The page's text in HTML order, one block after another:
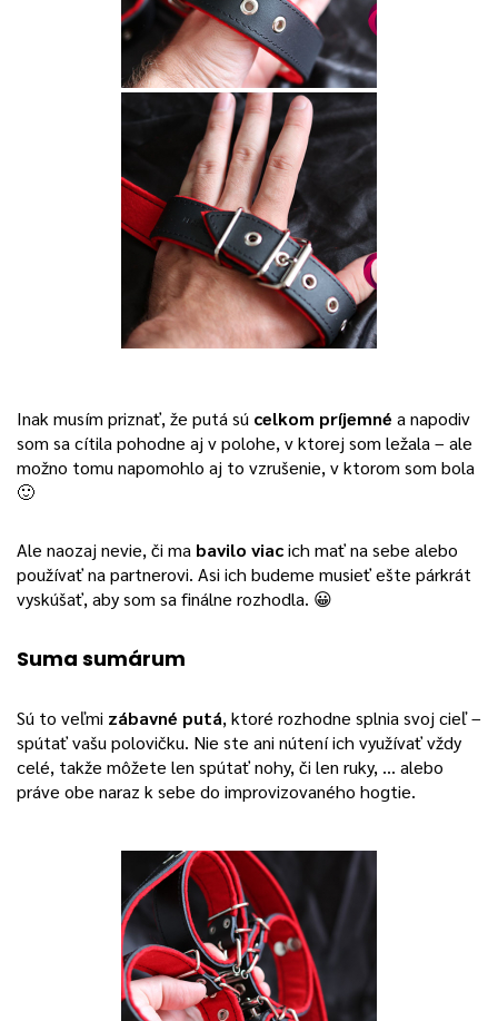
Inak musím priznať, že putá sú celkom príjemné a napodiv
som sa cítila pohodne aj v polohe, v ktorej som ležala – ale
možno tomu napomohlo aj to vzrušenie, v ktorom som bola
🙂
Ale naozaj nevie, či ma bavilo viacich mať na sebe alebo
používať na partnerovi. Asi ich budeme musieť ešte párkrát
vyskúšať, aby som sa finálne rozhodla. 😀
Suma sumárum
Sú to veľmi zábavné putá, ktoré rozhodne splnia svoj cieľ –
spútať vašu polovičku. Nie ste ani nútení ich využívať vždy
celé, takže môžete len spútať nohy, či len ruky, … alebo
práve obe naraz k sebe do improvizovaného hogtie.